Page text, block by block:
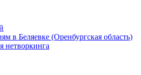
в Беляевке (Оренбургская область)
нетворкинга